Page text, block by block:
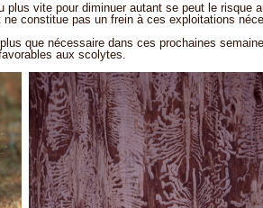
plus vite pour diminuer autant se peut le risque
constitue pas un frein à ces exploitations
que nécessaire dans ces prochaines
aux scolytes.